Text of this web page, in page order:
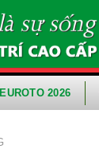
2026